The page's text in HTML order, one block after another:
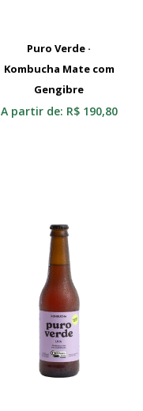
Selecionar
Puro Verde ·
Kombucha Mate com
Gengibre
A partir de: R$190,80